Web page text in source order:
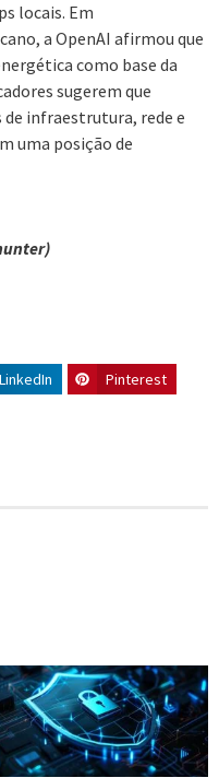
locais. Em
a OpenAI afirmou que
como base da
sugerem que
infraestrutura, rede e
uma posição de
LinkedIn
Pinterest